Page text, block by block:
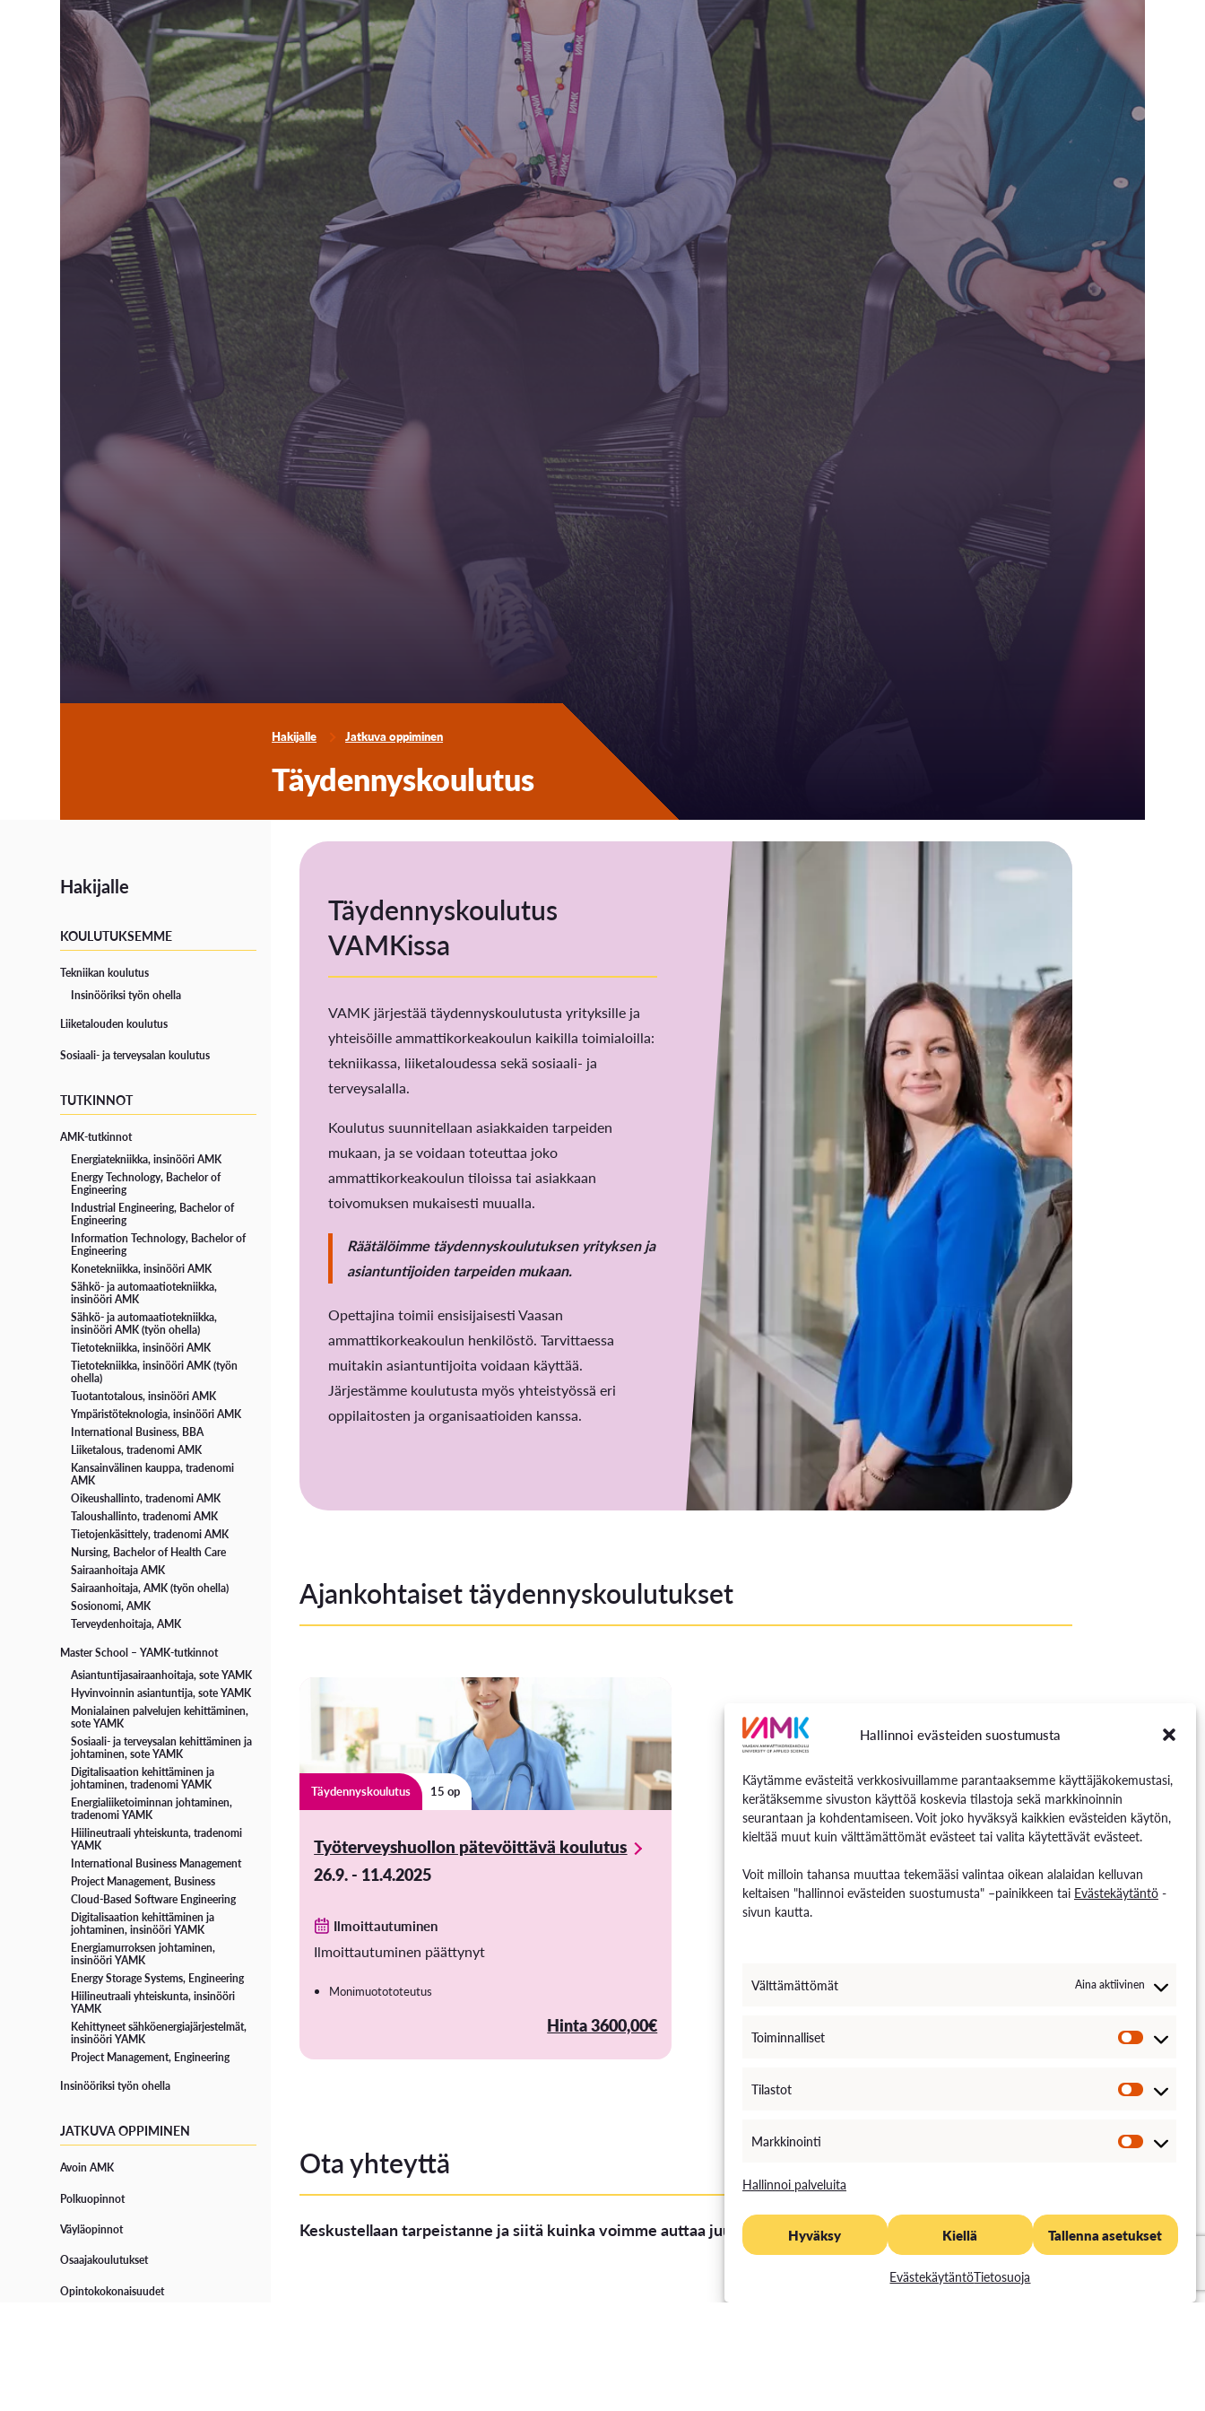
Hallinnoi evästeiden suostumusta
Käytämme evästeitä verkkosivuillamme parantaaksemme käyttäjäkokemustasi,
kerätäksemme sivuston käyttöä koskevia tilastoja sekä markkinoinnin
seurantaan ja kohdentamiseen. Voit joko hyväksyä kaikkien evästeiden käytön,
kieltää muut kuin välttämättömät evästeet tai valita käytettävät evästeet.
Voit milloin tahansa muuttaa tekemääsi valintaa oikean alalaidan kelluvan
keltaisen "hallinnoi evästeiden suostumusta" –painikkeen tai Evästekäytäntö -
sivun kautta.
Välttämättömät Aina aktiivinen
Toiminnalliset
Tilastot
Markkinointi
Hallinnoi palveluita
Hyväksy Kiellä Tallenna asetukset
EvästekäytäntöTietosuoja
Hakijalle Jatkuva oppiminen
Täydennyskoulutus
Hakijalle
KOULUTUKSEMME
Tekniikan koulutus
Insinööriksi työn ohella
Liiketalouden koulutus
Sosiaali- ja terveysalan koulutus
TUTKINNOT
AMK-tutkinnot
Energiatekniikka, insinööri AMK
Energy Technology, Bachelor of
Engineering
Industrial Engineering, Bachelor of
Engineering
Information Technology, Bachelor of
Engineering
Konetekniikka, insinööri AMK
Sähkö- ja automaatiotekniikka,
insinööri AMK
Sähkö- ja automaatiotekniikka,
insinööri AMK (työn ohella)
Tietotekniikka, insinööri AMK
Tietotekniikka, insinööri AMK (työn
ohella)
Tuotantotalous, insinööri AMK
Ympäristöteknologia, insinööri AMK
International Business, BBA
Liiketalous, tradenomi AMK
Kansainvälinen kauppa, tradenomi
AMK
Oikeushallinto, tradenomi AMK
Taloushallinto, tradenomi AMK
Tietojenkäsittely, tradenomi AMK
Nursing, Bachelor of Health Care
Sairaanhoitaja AMK
Sairaanhoitaja, AMK (työn ohella)
Sosionomi, AMK
Terveydenhoitaja, AMK
Master School – YAMK-tutkinnot
Asiantuntijasairaanhoitaja, sote YAMK
Hyvinvoinnin asiantuntija, sote YAMK
Monialainen palvelujen kehittäminen,
sote YAMK
Sosiaali- ja terveysalan kehittäminen ja
johtaminen, sote YAMK
Digitalisaation kehittäminen ja
johtaminen, tradenomi YAMK
Energialiiketoiminnan johtaminen,
tradenomi YAMK
Hiilineutraali yhteiskunta, tradenomi
YAMK
International Business Management
Project Management, Business
Cloud-Based Software Engineering
Digitalisaation kehittäminen ja
johtaminen, insinööri YAMK
Energiamurroksen johtaminen,
insinööri YAMK
Energy Storage Systems, Engineering
Hiilineutraali yhteiskunta, insinööri
YAMK
Kehittyneet sähköenergiajärjestelmät,
insinööri YAMK
Project Management, Engineering
Insinööriksi työn ohella
JATKUVA OPPIMINEN
Avoin AMK
Polkuopinnot
Väyläopinnot
Osaajakoulutukset
Opintokokonaisuudet
Täydennyskoulutus
VAMKissa
VAMK järjestää täydennyskoulutusta yrityksille ja
yhteisöille ammattikorkeakoulun kaikilla toimialoilla:
tekniikassa, liiketaloudessa sekä sosiaali- ja
terveysalalla.
Koulutus suunnitellaan asiakkaiden tarpeiden
mukaan, ja se voidaan toteuttaa joko
ammattikorkeakoulun tiloissa tai asiakkaan
toivomuksen mukaisesti muualla.
Räätälöimme täydennyskoulutuksen yrityksen ja
asiantuntijoiden tarpeiden mukaan.
Opettajina toimii ensisijaisesti Vaasan
ammattikorkeakoulun henkilöstö. Tarvittaessa
muitakin asiantuntijoita voidaan käyttää.
Järjestämme koulutusta myös yhteistyössä eri
oppilaitosten ja organisaatioiden kanssa.
Ajankohtaiset täydennyskoulutukset
Täydennyskoulutus 15 op
Työterveyshuollon pätevöittävä koulutus
26.9. - 11.4.2025
Ilmoittautuminen
Ilmoittautuminen päättynyt
Monimuotototeutus
Hinta 3600,00€
Ota yhteyttä
Keskustellaan tarpeistanne ja siitä kuinka voimme auttaa juuri sinun yritystä tai organisaatiota!